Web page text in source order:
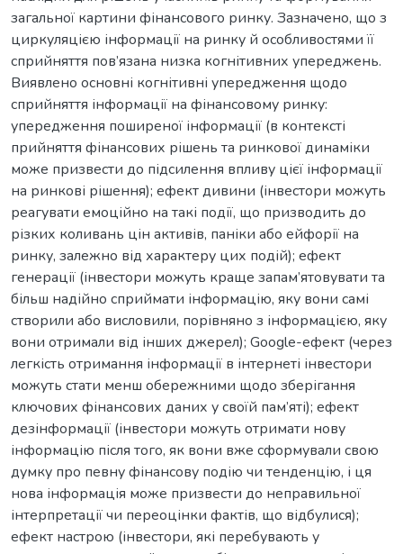
загальної картини фінансового ринку. Зазначено, що з
циркуляцією інформації на ринку й особливостями її
сприйняття пов’язана низка когнітивних упереджень.
Виявлено основні когнітивні упередження щодо
сприйняття інформації на фінансовому ринку:
упередження поширеної інформації (в контексті
прийняття фінансових рішень та ринкової динаміки
може призвести до підсилення впливу цієї інформації
на ринкові рішення); ефект дивини (інвестори можуть
реагувати емоційно на такі події, що призводить до
різких коливань цін активів, паніки або ейфорії на
ринку, залежно від характеру цих подій); ефект
генерації (інвестори можуть краще запам’ятовувати та
більш надійно сприймати інформацію, яку вони самі
створили або висловили, порівняно з інформацією, яку
вони отримали від інших джерел); Google-ефект (через
легкість отримання інформації в інтернеті інвестори
можуть стати менш обережними щодо зберігання
ключових фінансових даних у своїй пам’яті); ефект
дезінформації (інвестори можуть отримати нову
інформацію після того, як вони вже сформували свою
думку про певну фінансову подію чи тенденцію, і ця
нова інформація може призвести до неправильної
інтерпретації чи переоцінки фактів, що відбулися);
ефект настрою (інвестори, які перебувають у